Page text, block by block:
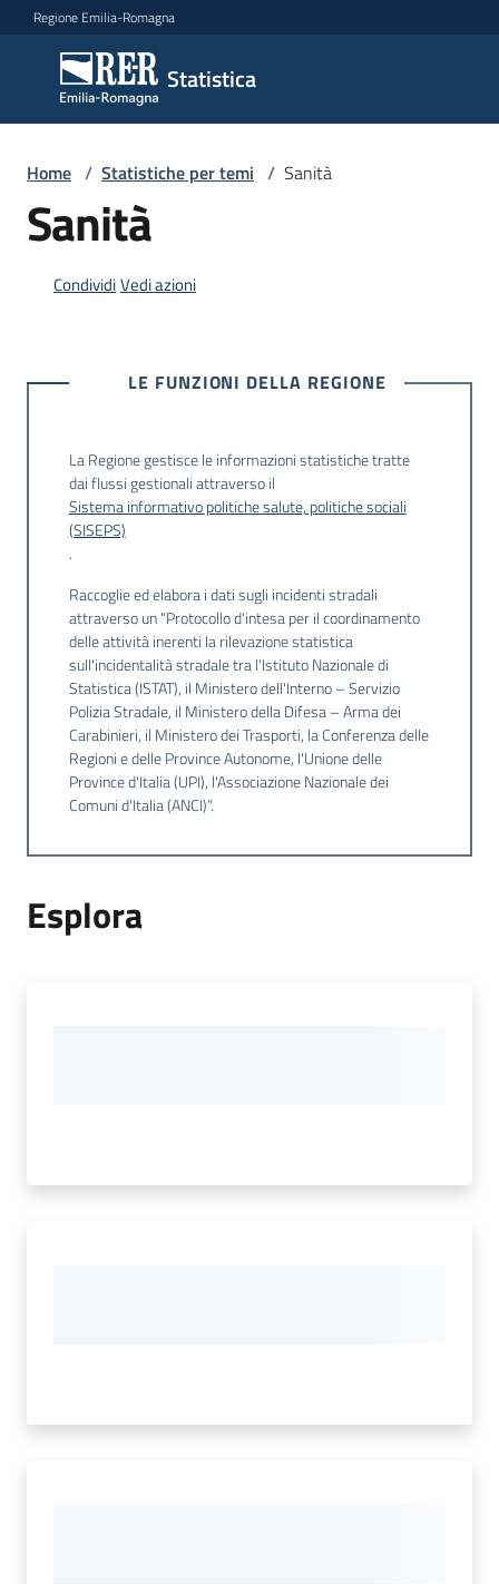
Vai al contenuto
Vai alla navigazione
Vai al footer
Regione Emilia-Romagna
Statistica
Statistica
Novità
e
Statistiche
Metadati
Seguici
Home / Statistiche per temi / Sanità
Sanità
CondividiVedi azioni
LE FUNZIONI DELLA REGIONE
La Regione gestisce le informazioni statistiche tratte
dai flussi gestionali attraverso il
Sistema informativo politiche salute, politiche sociali
(SISEPS)
.
Raccoglie ed elabora i dati sugli incidenti stradali
attraverso un “Protocollo d'intesa per il coordinamento
delle attività inerenti la rilevazione statistica
sull'incidentalità stradale tra l'Istituto Nazionale di
Statistica (ISTAT), il Ministero dell'Interno – Servizio
Polizia Stradale, il Ministero della Difesa – Arma dei
Carabinieri, il Ministero dei Trasporti, la Conferenza delle
Regioni e delle Province Autonome, l'Unione delle
Province d'Italia (UPI), l'Associazione Nazionale dei
Comuni d'Italia (ANCI)”.
Esplora